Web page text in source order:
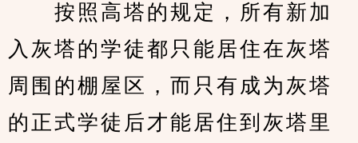
按照高塔的规定，所有新加
入灰塔的学徒都只能居住在灰塔
周围的棚屋区，而只有成为灰塔
的正式学徒后才能居住到灰塔里